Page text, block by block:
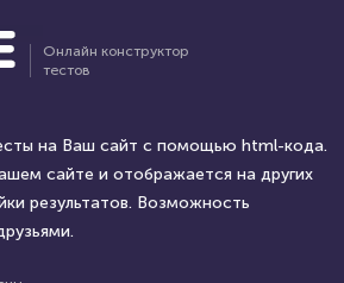
HTML - код
их
Онлайн конструктор
тестов
на Ваш сайт с помощью html-кода.
сайте и отображается на других
результатов. Возможность